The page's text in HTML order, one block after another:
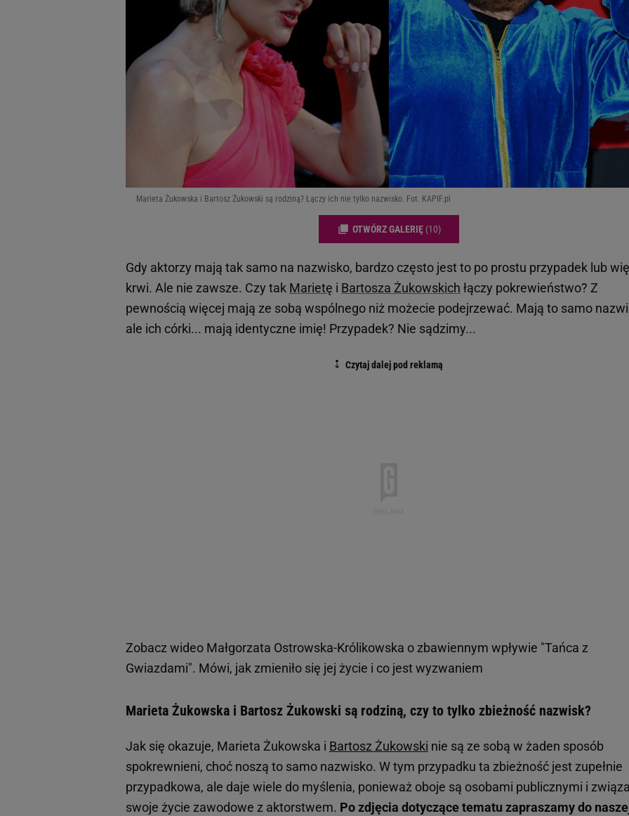
Marieta Żukowska i Bartosz Żukowski są rodziną? Łączy ich nie tylko nazwisko. Fot. KAPIF.pl
OTWÓRZ GALERIĘ (10)
Gdy aktorzy mają tak samo na nazwisko, bardzo często jest to po prostu przypadek lub
krwi. Ale nie zawsze. Czy tak Marietę i Bartosza Żukowskich łączy pokrewieństwo? Z
pewnością więcej mają ze sobą wspólnego niż możecie podejrzewać. Mają to samo
ale ich córki... mają identyczne imię! Przypadek? Nie sądzimy...
Zobacz wideo Małgorzata Ostrowska-Królikowska o zbawiennym wpływie "Tańca z
Gwiazdami". Mówi, jak zmieniło się jej życie i co jest wyzwaniem
Marieta Żukowska i Bartosz Żukowski są rodziną, czy to tylko zbieżność nazwisk?
Jak się okazuje, Marieta Żukowska i Bartosz Żukowski nie są ze sobą w żaden sposób
spokrewnieni, choć noszą to samo nazwisko. W tym przypadku ta zbieżność jest zupełnie
przypadkowa, ale daje wiele do myślenia, ponieważ oboje są osobami publicznymi i
swoje życie zawodowe z aktorstwem. Po zdjęcia dotyczące tematu zapraszamy do